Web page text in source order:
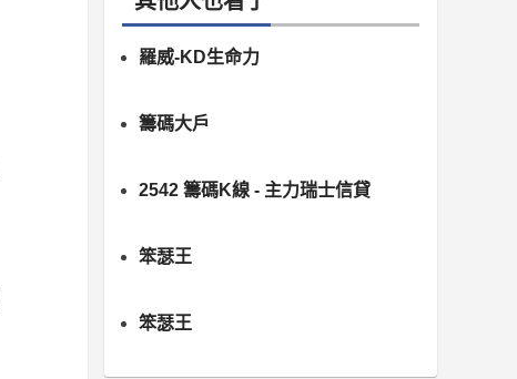
羅威-KD生命力
籌碼大戶
2542 籌碼K線 - 主力瑞士信貸
笨瑟王
笨瑟王